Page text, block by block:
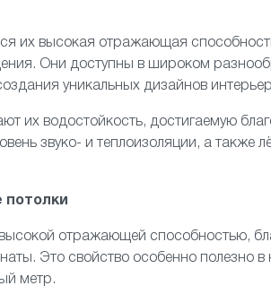
их высокая отражающая
Они доступны в широком
уникальных дизайнов
их водостойкость, достигаемую
звуко- и теплоизоляции, а также
потолки
отражающей способностью,
Это свойство особенно полезно в
метр.